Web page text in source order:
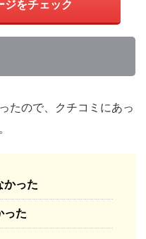
ジをチェック
たので、クチコミにあっ
かった
った